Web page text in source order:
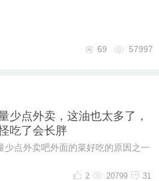
57997
69
少点外卖，这油也太多了，
吃了会长胖
少点外卖吧外面的菜好吃的原因之一
31
20799
2